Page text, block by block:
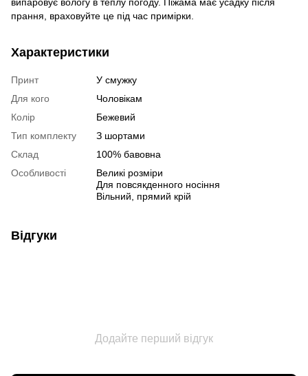
прання, враховуйте це під час примірки.
Характеристики
Принт
У смужку
Для кого
Чоловікам
Колір
Бежевий
Тип комплекту
З шортами
Склад
100% бавовна
Особливості
Великі розміри
Для повсякденного носіння
Вільний, прямий крій
Відгуки
Додайте перший відгук